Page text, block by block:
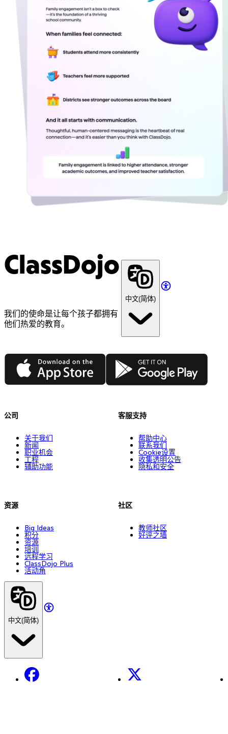
ClassDojo
我们的使命是让每个孩子都拥有
他们热爱的教育。
中文(简体)
App Store Google Play
公司
关于我们
新闻
职业机会
工程
辅助功能
资源
Big Ideas
积分
资源
培训
远程学习
ClassDojo Plus
活动角
客服支持
帮助中心
联系我们
Cookie设置
收集透明公告
隐私和安全
社区
教师社区
好评之墙
中文(简体)
Facebook X